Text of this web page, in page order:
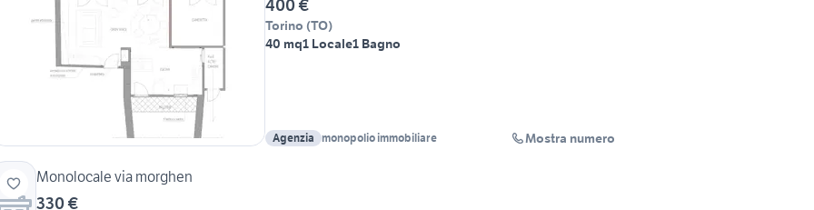
400 €
Torino (TO)
40 mq1 Locale1 Bagno
Agenzia monopolio immobiliare Mostra numero
Monolocale via morghen
330 €